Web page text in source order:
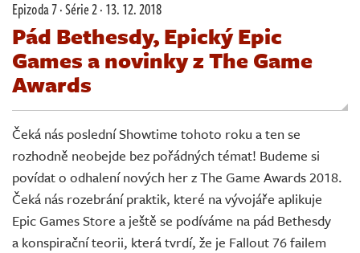
Redakce
Živě
Epizoda 7 · Série 2 ·13. 12. 2018
Pád Bethesdy, Epický Epic
Games a novinky z The Game
Awards
Čeká nás poslední Showtime tohoto roku a ten se
rozhodně neobejde bez pořádných témat! Budeme si
povídat o odhalení nových her z The Game Awards 2018.
Čeká nás rozebrání praktik, které na vývojáře aplikuje
Epic Games Store a ještě se podíváme na pád Bethesdy
a konspirační teorii, která tvrdí, že je Fallout 76 failem